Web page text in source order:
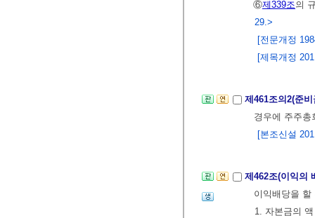
⑥제339조의
29.>
[전문개정
[제목개정
제461조의2(준
경우에 주주
[본조신설
제462조(이익의
이익배당을 할
1. 자본금의 액